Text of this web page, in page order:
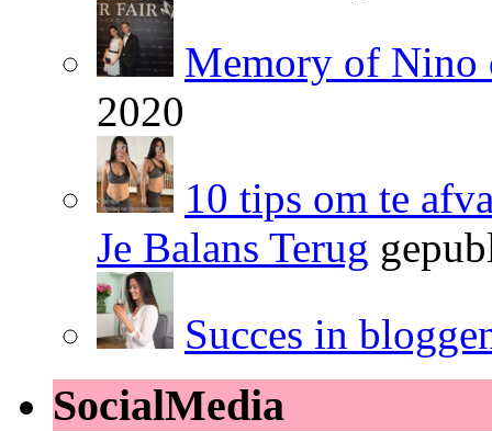
Memory of Nino
2020
10 tips om te
Je Balans Terug
Succes in
SocialMedia